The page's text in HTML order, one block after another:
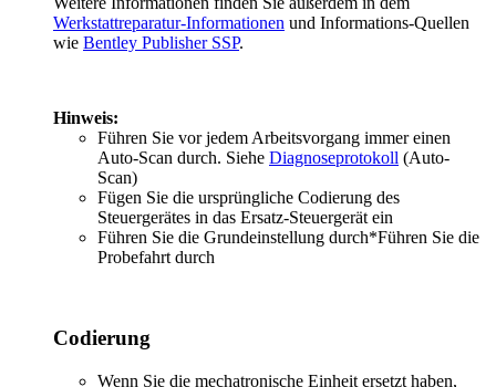
Werkstattreparatur-Informationen und Informations-Quellen
wie Bentley Publisher SSP.
Hinweis:
Führen Sie vor jedem Arbeitsvorgang immer einen
Auto-Scan durch. Siehe Diagnoseprotokoll (Auto-
Scan)
Fügen Sie die ursprüngliche Codierung des
Steuergerätes in das Ersatz-Steuergerät ein
Führen Sie die Grundeinstellung durch*Führen Sie die
Probefahrt durch
Codierung
Wenn Sie die mechatronische Einheit ersetzt haben,